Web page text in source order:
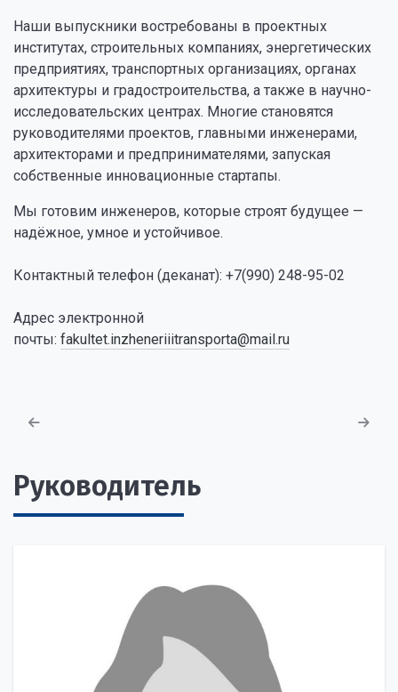
Наши выпускники востребованы в проектных
институтах, строительных компаниях, энергетических
предприятиях, транспортных организациях, органах
архитектуры и градостроительства, а также в научно-
исследовательских центрах. Многие становятся
руководителями проектов, главными инженерами,
архитекторами и предпринимателями, запуская
собственные инновационные стартапы.
Мы готовим инженеров, которые строят будущее —
надёжное, умное и устойчивое.
Контактный телефон (деканат): +7(990) 248-95-02
Адрес электронной
почты: fakultet.inzheneriiitransporta@mail.ru
Руководитель